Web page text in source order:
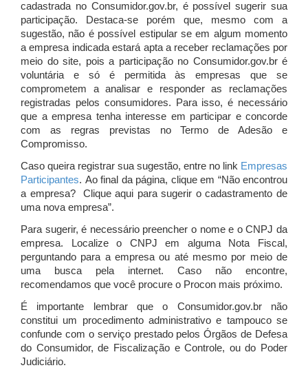
cadastrada no Consumidor.gov.br, é possível sugerir sua
participação. Destaca-se porém que, mesmo com a
sugestão, não é possível estipular se em algum momento
a empresa indicada estará apta a receber reclamações por
meio do site, pois a participação no Consumidor.gov.br é
voluntária e só é permitida às empresas que se
comprometem a analisar e responder as reclamações
registradas pelos consumidores. Para isso, é necessário
que a empresa tenha interesse em participar e concorde
com as regras previstas no Termo de Adesão e
Compromisso.
Caso queira registrar sua sugestão, entre no link Empresas
Participantes. Ao final da página, clique em “Não encontrou
a empresa? Clique aqui para sugerir o cadastramento de
uma nova empresa”.
Para sugerir, é necessário preencher o nome e o CNPJ da
empresa. Localize o CNPJ em alguma Nota Fiscal,
perguntando para a empresa ou até mesmo por meio de
uma busca pela internet. Caso não encontre,
recomendamos que você procure o Procon mais próximo.
É importante lembrar que o Consumidor.gov.br não
constitui um procedimento administrativo e tampouco se
confunde com o serviço prestado pelos Órgãos de Defesa
do Consumidor, de Fiscalização e Controle, ou do Poder
Judiciário.